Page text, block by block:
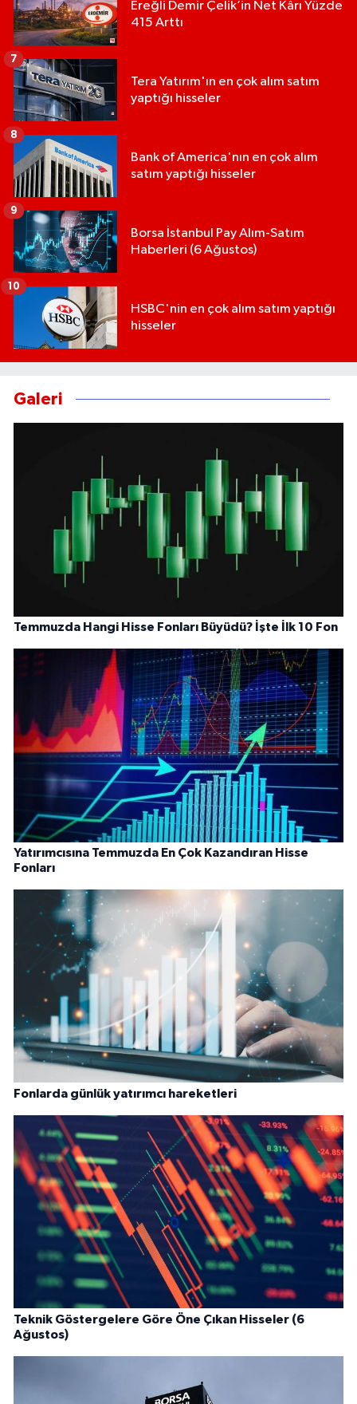
Ereğli Demir Çelik’in Net Kârı Yüzde
415 Arttı
Tera Yatırım'ın en çok alım satım
yaptığı hisseler
7
Bank of America'nın en çok alım
satım yaptığı hisseler
8
Borsa İstanbul Pay Alım-Satım
Haberleri (6 Ağustos)
9
HSBC'nin en çok alım satım yaptığı
hisseler
10
Galeri
Temmuzda Hangi Hisse Fonları Büyüdü? İşte İlk 10 Fon
Yatırımcısına Temmuzda En Çok Kazandıran Hisse
Fonları
Fonlarda günlük yatırımcı hareketleri
Teknik Göstergelere Göre Öne Çıkan Hisseler (6
Ağustos)